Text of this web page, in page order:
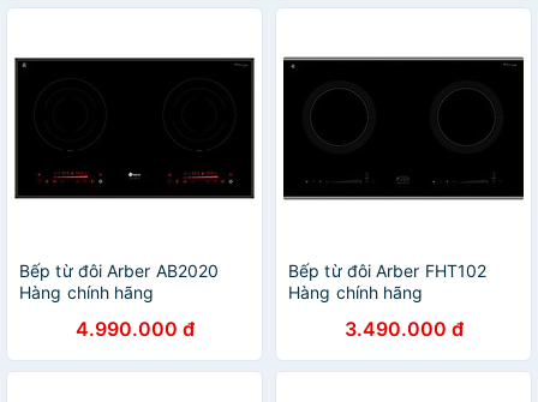
Bếp từ đôi Arber AB2020
Hàng chính hãng
4.990.000 đ
Bếp từ đôi Arber FHT102
Hàng chính hãng
3.490.000 đ